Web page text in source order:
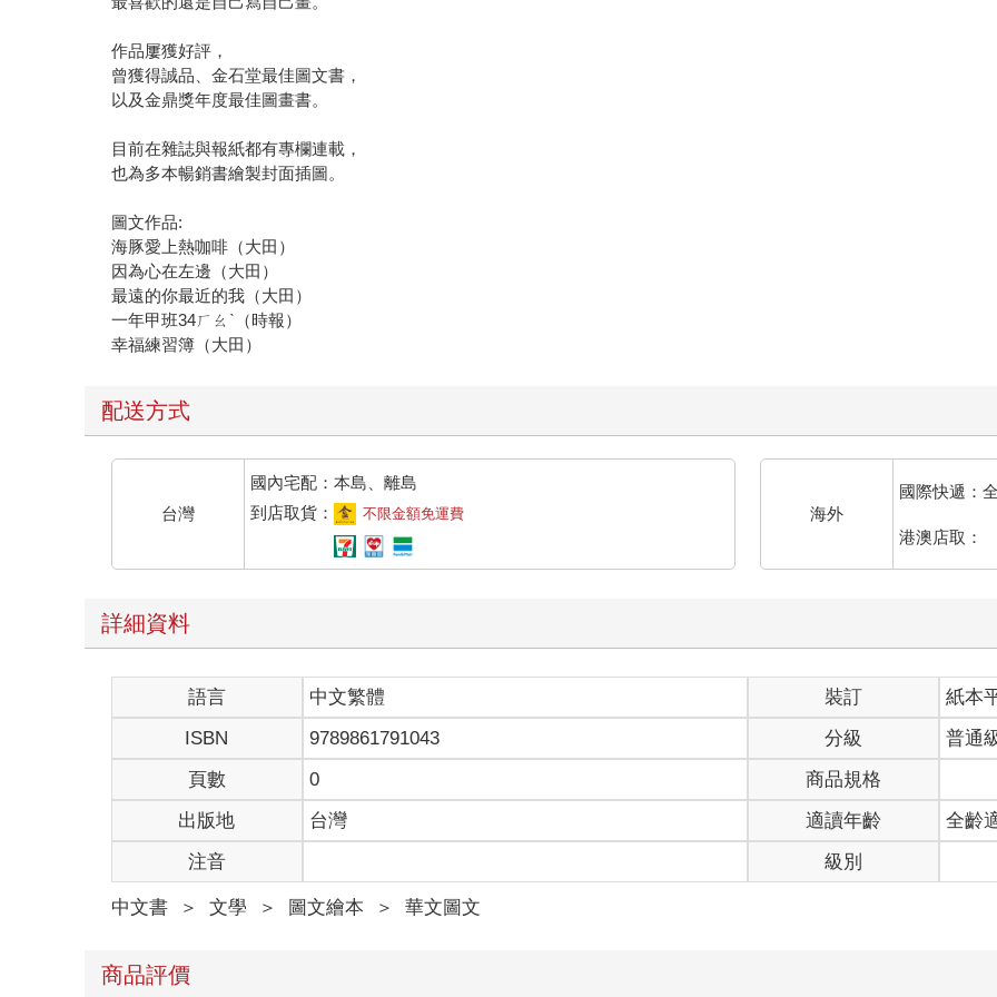
作品屢獲好評，
曾獲得誠品、金石堂最佳圖文書，
以及金鼎獎年度最佳圖畫書。
目前在雜誌與報紙都有專欄連載，
也為多本暢銷書繪製封面插圖。
圖文作品:
海豚愛上熱咖啡（大田）
因為心在左邊（大田）
最遠的你最近的我（大田）
一年甲班34ㄏㄠˋ（時報）
幸福練習簿（大田）
配送方式
台灣
國內宅配：本島、離島
到店取貨：
不限金額免運費 海外
國際快遞：
港澳店取：
詳細資料
語言 中文繁體 裝訂
紙本
ISBN
9789861791043 分級
普通
頁數
0
商品規格
出版地
台灣 適讀年齡
全齡
注音
級別
中文書 ＞ 文學 ＞ 圖文繪本 ＞ 華文圖文
商品評價